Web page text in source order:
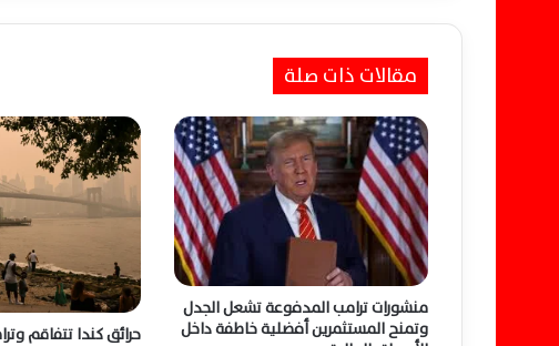
ى
ع
ل
م
ي
ا
و
ا
ن
ت
ش
ا
ر
مقالات ذات صلة
منشورات ترامب المدفوعة تشعل الجدل
وتمنح المستثمرين أفضلية خاطفة داخل
حرائق كندا تتفاقم